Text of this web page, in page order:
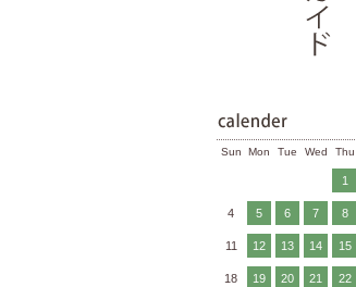
Sun Mon Tue Wed Thu
1
4 5 6 7 8
11 12 13 14 15
18 19 20 21 22